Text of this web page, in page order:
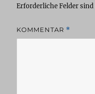
Erforderliche Felder
KOMMENTAR *